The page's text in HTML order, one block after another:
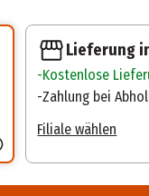
Lieferung
Kostenlose
Zahlung bei
Filiale wählen